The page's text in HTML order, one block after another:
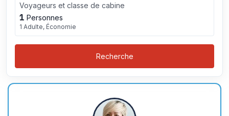
Voyageurs et classe de cabine
1 Personnes
1 Adulte, Économie
Recherche